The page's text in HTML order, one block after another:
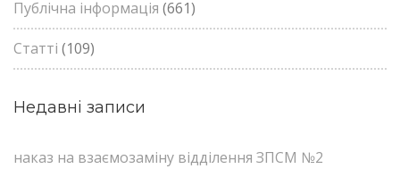
Публічна інформація (661)
Статті (109)
Недавні записи
наказ на взаємозаміну відділення ЗПСМ №2